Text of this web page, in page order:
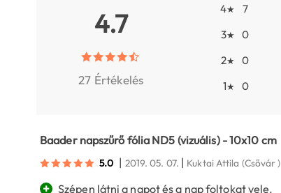
4.7
27 Értékelés
4★
7
3★
0
2★
0
1★ 0
Baader napszűrő fólia ND5 (vizuális) - 10x10 cm
5.0 | 2019. 05. 07. | Kuktai Attila (Csővár )
+ Szépen látni a napot és a nap foltokat vele.